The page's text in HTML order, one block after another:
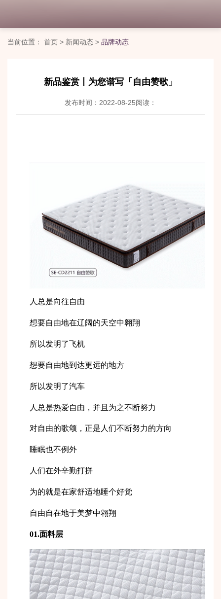
当前位置： 首页 > 新闻动态 > 品牌动态
新品鉴赏丨为您谱写「自由赞歌」
发布时间：2022-08-25阅读：
人总是向往自由
想要自由地在辽阔的天空中翱翔
所以发明了飞机
想要自由地到达更远的地方
所以发明了汽车
人总是热爱自由，并且为之不断努力
对自由的歌颂，正是人们不断努力的方向
睡眠也不例外
人们在外辛勤打拼
为的就是在家舒适地睡个好觉
自由自在地于美梦中翱翔
01.面料层